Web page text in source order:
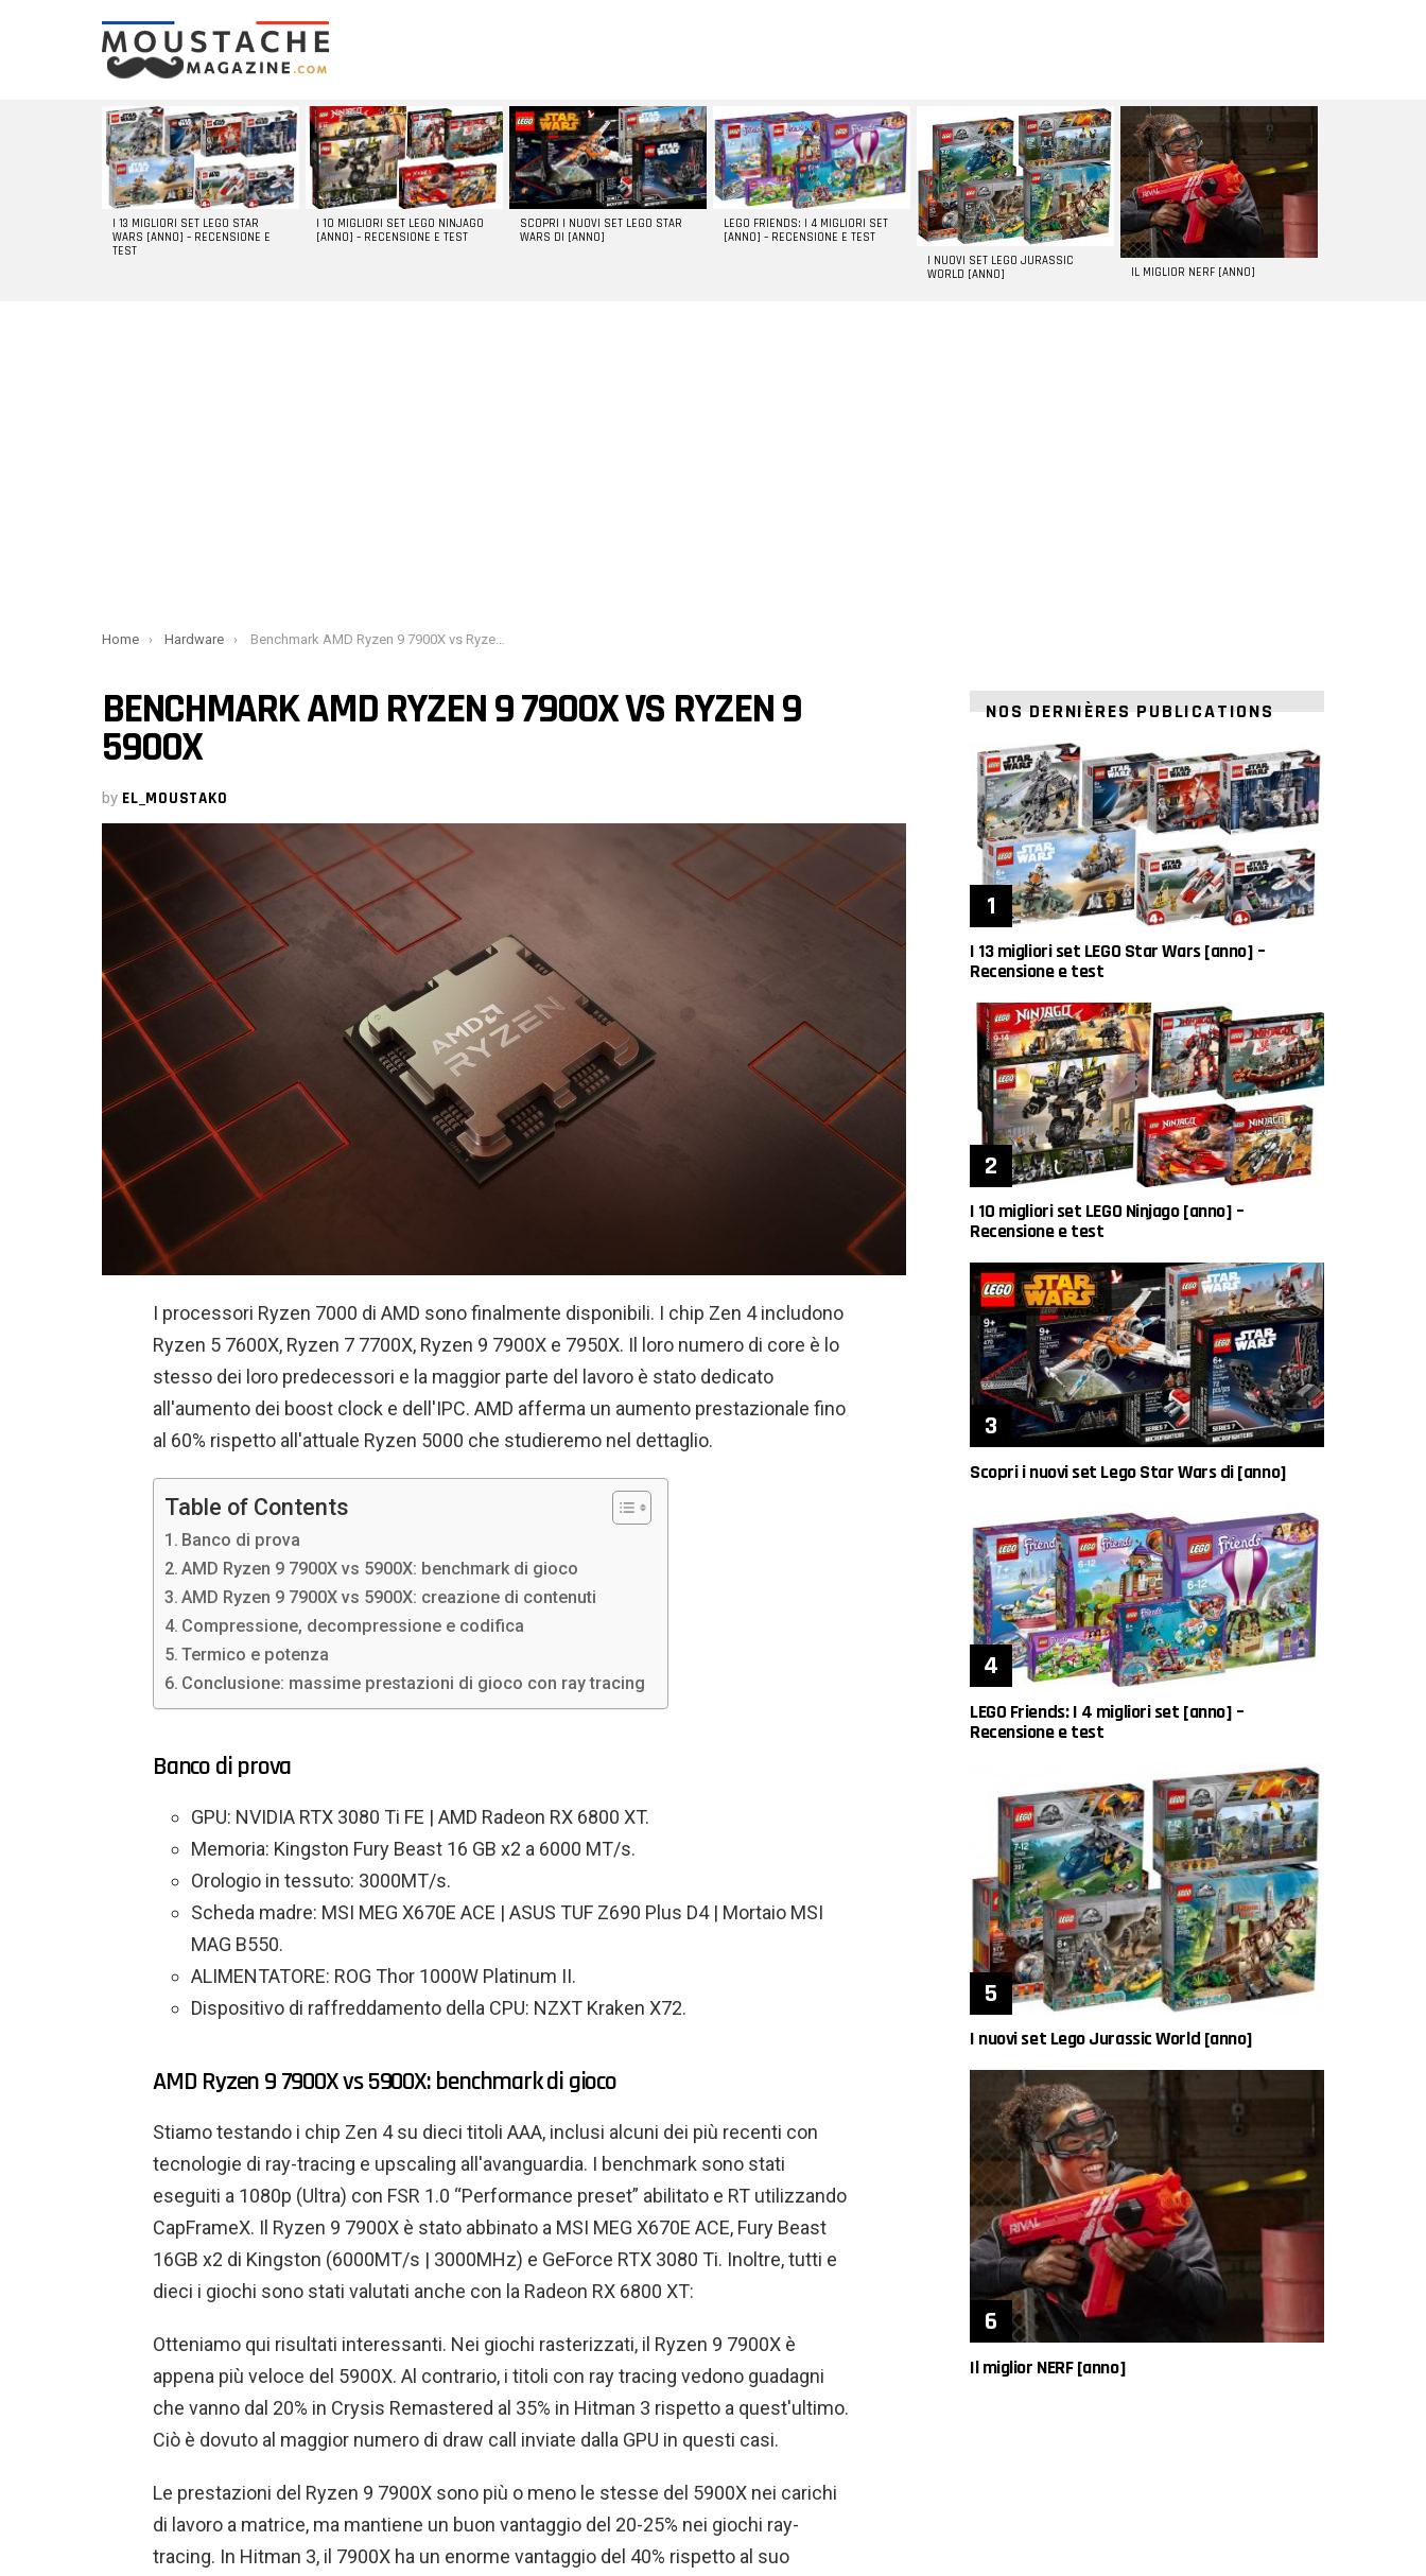
LATEST
STORIES
I 13 MIGLIORI SET LEGO STAR
WARS [ANNO] – RECENSIONE E
TEST
I 10 MIGLIORI SET LEGO NINJAGO
[ANNO] – RECENSIONE E TEST
SCOPRI I NUOVI SET LEGO STAR
WARS DI [ANNO]
LEGO FRIENDS: I 4 MIGLIORI SET
[ANNO] – RECENSIONE E TEST
I NUOVI SET LEGO JURASSIC
WORLD [ANNO]
IL MIGLIOR NERF [ANNO]
You are here:
Home Hardware Benchmark AMD Ryzen 9 7900X vs Ryzen 9 5900X
BENCHMARK AMD RYZEN 9 7900X VS RYZEN 9
5900X
by EL_MOUSTAKO
I processori Ryzen 7000 di AMD sono finalmente disponibili. I chip Zen 4 includono
Ryzen 5 7600X, Ryzen 7 7700X, Ryzen 9 7900X e 7950X. Il loro numero di core è lo
stesso dei loro predecessori e la maggior parte del lavoro è stato dedicato
all'aumento dei boost clock e dell'IPC. AMD afferma un aumento prestazionale fino
al 60% rispetto all'attuale Ryzen 5000 che studieremo nel dettaglio.
Table of Contents
Banco di prova
AMD Ryzen 9 7900X vs 5900X: benchmark di gioco
AMD Ryzen 9 7900X vs 5900X: creazione di contenuti
Compressione, decompressione e codifica
Termico e potenza
Conclusione: massime prestazioni di gioco con ray tracing
Banco di prova
GPU: NVIDIA RTX 3080 Ti FE | AMD Radeon RX 6800 XT.
Memoria: Kingston Fury Beast 16 GB x2 a 6000 MT/s.
Orologio in tessuto: 3000MT/s.
Scheda madre: MSI MEG X670E ACE | ASUS TUF Z690 Plus D4 | Mortaio MSI
MAG B550.
ALIMENTATORE: ROG Thor 1000W Platinum II.
Dispositivo di raffreddamento della CPU: NZXT Kraken X72.
AMD Ryzen 9 7900X vs 5900X: benchmark di gioco
Stiamo testando i chip Zen 4 su dieci titoli AAA, inclusi alcuni dei più recenti con
tecnologie di ray-tracing e upscaling all'avanguardia. I benchmark sono stati
eseguiti a 1080p (Ultra) con FSR 1.0 “Performance preset” abilitato e RT utilizzando
CapFrameX. Il Ryzen 9 7900X è stato abbinato a MSI MEG X670E ACE, Fury Beast
16GB x2 di Kingston (6000MT/s | 3000MHz) e GeForce RTX 3080 Ti. Inoltre, tutti e
dieci i giochi sono stati valutati anche con la Radeon RX 6800 XT:
Otteniamo qui risultati interessanti. Nei giochi rasterizzati, il Ryzen 9 7900X è
appena più veloce del 5900X. Al contrario, i titoli con ray tracing vedono guadagni
che vanno dal 20% in Crysis Remastered al 35% in Hitman 3 rispetto a quest'ultimo.
Ciò è dovuto al maggior numero di draw call inviate dalla GPU in questi casi.
Le prestazioni del Ryzen 9 7900X sono più o meno le stesse del 5900X nei carichi
di lavoro a matrice, ma mantiene un buon vantaggio del 20-25% nei giochi ray-
tracing. In Hitman 3, il 7900X ha un enorme vantaggio del 40% rispetto al suo
NOS DERNIÈRES PUBLICATIONS
I 13 migliori set LEGO Star Wars [anno] –
Recensione e test
I 10 migliori set LEGO Ninjago [anno] –
Recensione e test
Scopri i nuovi set Lego Star Wars di [anno]
LEGO Friends: I 4 migliori set [anno] –
Recensione e test
I nuovi set Lego Jurassic World [anno]
Il miglior NERF [anno]